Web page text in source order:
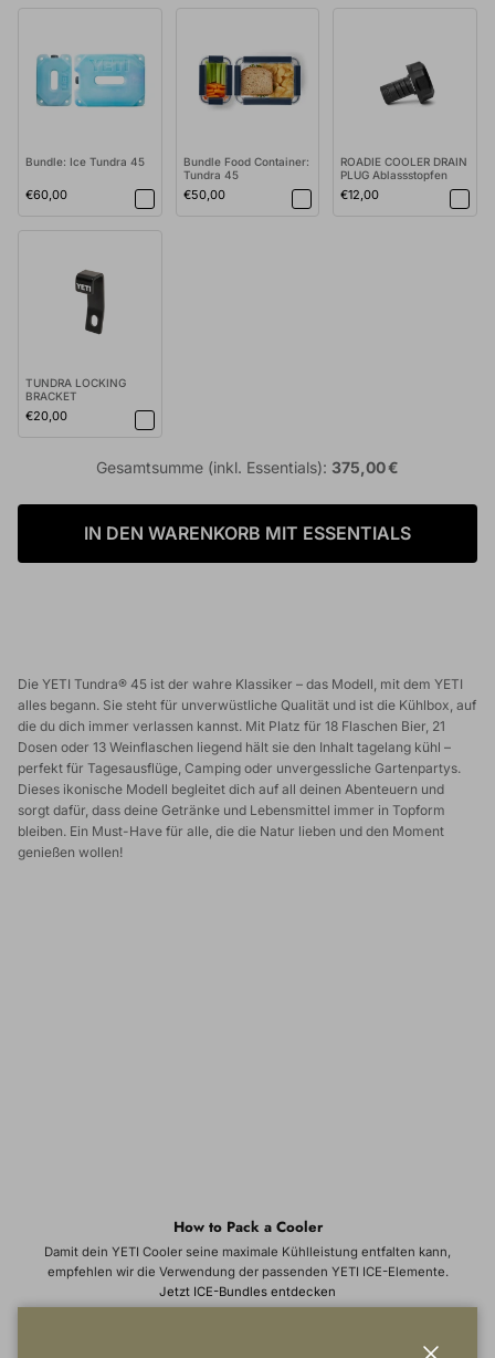
Bundle: Ice Tundra 45
€60,00
Bundle Food Container:
Tundra 45
€50,00
ROADIE COOLER DRAIN
PLUG Ablassstopfen
BLACK
€12,00
TUNDRA LOCKING
BRACKET
Sicherheitsbügel
BLACK
€20,00
Gesamtsumme (inkl. Essentials): 375,00 €
IN DEN WARENKORB MIT ESSENTIALS
Die YETI Tundra® 45 ist der wahre Klassiker – das Modell, mit dem YETI
alles begann. Sie steht für unverwüstliche Qualität und ist die Kühlbox, auf
die du dich immer verlassen kannst. Mit Platz für 18 Flaschen Bier, 21
Dosen oder 13 Weinflaschen liegend hält sie den Inhalt tagelang kühl –
perfekt für Tagesausflüge, Camping oder unvergessliche Gartenpartys.
Dieses ikonische Modell begleitet dich auf all deinen Abenteuern und
sorgt dafür, dass deine Getränke und Lebensmittel immer in Topform
bleiben. Ein Must-Have für alle, die die Natur lieben und den Moment
genießen wollen!
How to Pack a Cooler
Damit dein YETI Cooler seine maximale Kühlleistung entfalten kann,
empfehlen wir die Verwendung der passenden YETI ICE-Elemente.
Jetzt ICE-Bundles entdecken